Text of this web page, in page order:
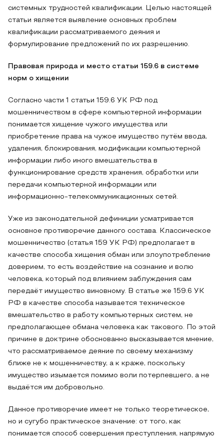
системных трудностей квалификации. Целью настоящей
статьи является выявление основных проблем
квалификации рассматриваемого деяния и
формулирование предложений по их разрешению.
Правовая природа и место статьи 159.6 в системе
норм о хищении
Согласно части 1 статьи 159.6 УК РФ под
мошенничеством в сфере компьютерной информации
понимается хищение чужого имущества или
приобретение права на чужое имущество путём ввода,
удаления, блокирования, модификации компьютерной
информации либо иного вмешательства в
функционирование средств хранения, обработки или
передачи компьютерной информации или
информационно-телекоммуникационных сетей.
Уже из законодательной дефиниции усматривается
основное противоречие данного состава. Классическое
мошенничество (статья 159 УК РФ) предполагает в
качестве способа хищения обман или злоупотребление
доверием, то есть воздействие на сознание и волю
человека, который под влиянием заблуждения сам
передаёт имущество виновному. В статье же 159.6 УК
РФ в качестве способа называется техническое
вмешательство в работу компьютерных систем, не
предполагающее обмана человека как такового. По этой
причине в доктрине обоснованно высказывается мнение,
что рассматриваемое деяние по своему механизму
ближе не к мошенничеству, а к краже, поскольку
имущество изымается помимо воли потерпевшего, а не
выдаётся им добровольно.
Данное противоречие имеет не только теоретическое,
но и сугубо практическое значение: от того, как
понимается способ совершения преступления, напрямую